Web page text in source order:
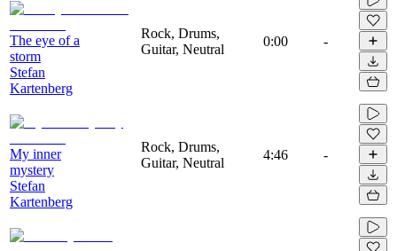
The eye of a
storm
Stefan
Kartenberg
Rock, Drums,
Guitar, Neutral
0:00 -
My inner
mystery
Stefan
Kartenberg
Rock, Drums,
Guitar, Neutral
4:46 -